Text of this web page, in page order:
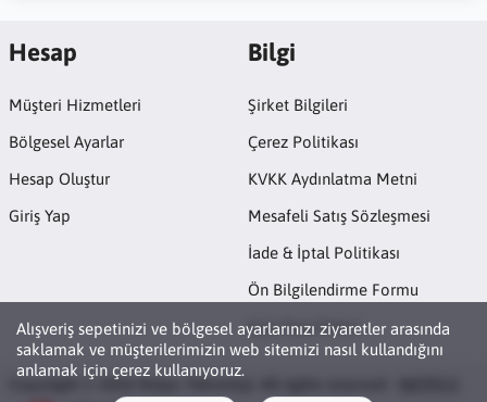
Alışveriş sepetinizi ve bölgesel ayarlarınızı ziyaretler arasında
saklamak ve müşterilerimizin web sitemizi nasıl kullandığını
anlamak için çerez kullanıyoruz.
Hesap
Müşteri Hizmetleri
Bölgesel Ayarlar
Hesap Oluştur
Giriş Yap
Bilgi
Şirket Bilgileri
Çerez Politikası
KVKK Aydınlatma Metni
Mesafeli Satış Sözleşmesi
İade & İptal Politikası
Ön Bilgilendirme Formu
Açık Rıza Metni
Copyright © 2026 Netpc Teknoloji. All rights reserved ·